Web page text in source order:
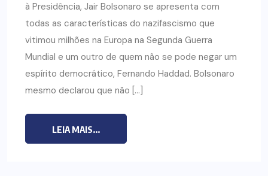
à Presidência, Jair Bolsonaro se apresenta com
todas as características do nazifascismo que
vitimou milhões na Europa na Segunda Guerra
Mundial e um outro de quem não se pode negar um
espírito democrático, Fernando Haddad. Bolsonaro
mesmo declarou que não […]
LEIA MAIS...